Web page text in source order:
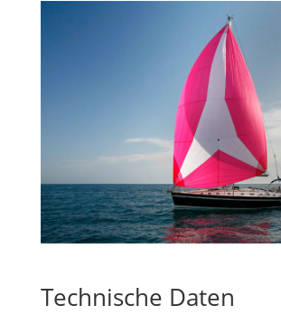
Technische Daten